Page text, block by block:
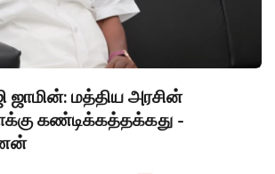
ஜாமின்: மத்திய அரசின்
கண்டிக்கத்தக்கது -